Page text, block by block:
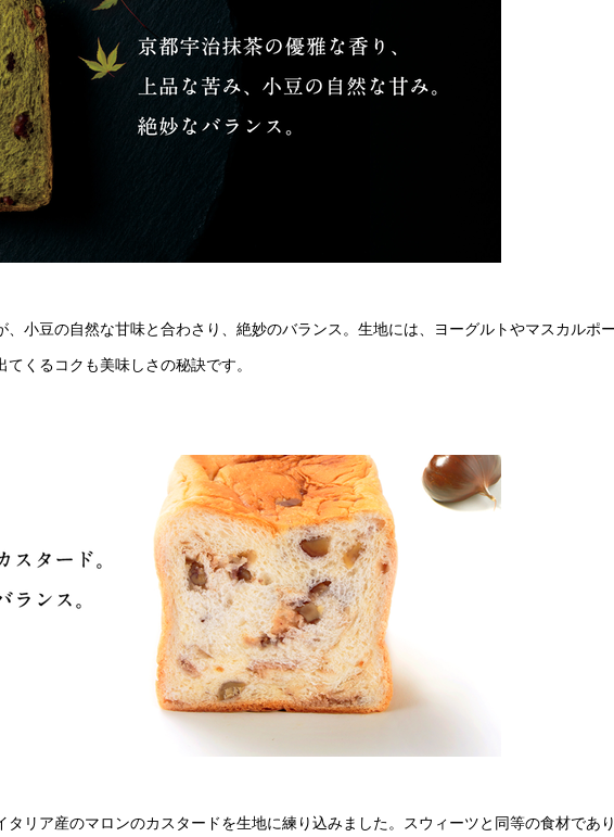
小豆の自然な甘味と合わさり、絶妙のバランス。生地には、ヨーグルトやマスカルポ
くるコクも美味しさの秘訣です。
リア産のマロンのカスタードを生地に練り込みました。スウィーツと同等の食材であ